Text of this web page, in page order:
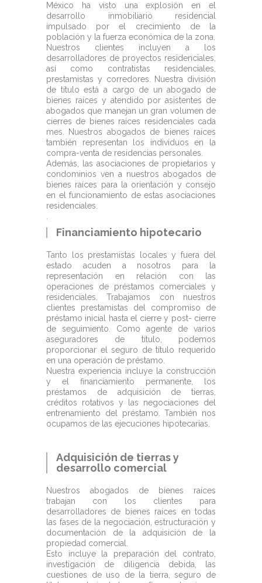
México ha visto una explosión en el
desarrollo inmobiliario residencial
impulsado por el crecimiento de la
población y la fuerza económica de la zona.
Nuestros clientes incluyen a los
desarrolladores de proyectos residenciales,
así como contratistas residenciales,
prestamistas y corredores. Nuestra división
de título está a cargo de un abogado de
bienes raíces y atendido por asistentes de
abogados que manejan un gran volumen de
cierres de bienes raíces residenciales cada
mes. Nuestros abogados de bienes raíces
también representan los individuos en la
compra-venta de residencias personales.
Además, las asociaciones de propietarios y
condominios ven a nuestros abogados de
bienes raíces para la orientación y consejo
en el funcionamiento de estas asociaciones
residenciales.
Financiamiento hipotecario
Tanto los prestamistas locales y fuera del
estado acuden a nosotros para la
representación en relación con las
operaciones de préstamos comerciales y
residenciales. Trabajamos con nuestros
clientes prestamistas del compromiso de
préstamo inicial hasta el cierre y post- cierre
de seguimiento. Como agente de varios
aseguradores de título, podemos
proporcionar el seguro de título requerido
en una operación de préstamo.
Nuestra experiencia incluye la construcción
y el financiamiento permanente, los
préstamos de adquisición de tierras,
créditos rotativos y las negociaciones del
entrenamiento del préstamo. También nos
ocupamos de las ejecuciones hipotecarias.
Adquisición de tierras y
desarrollo comercial
Nuestros abogados de bienes raíces
trabajan con los clientes para
desarrolladores de bienes raíces en todas
las fases de la negociación, estructuración y
documentación de la adquisición de la
propiedad comercial.
Esto incluye la preparación del contrato,
investigación de diligencia debida, las
cuestiones de uso de la tierra, seguro de